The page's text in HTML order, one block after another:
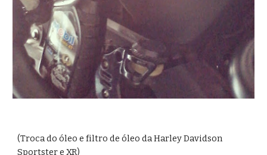
(Troca do óleo e filtro de óleo da Harley Davidson
Sportster e XR)